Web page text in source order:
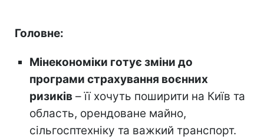
Головне:
Мінекономіки готує зміни до
програми страхування воєнних
ризиків – її хочуть поширити на Київ та
область, орендоване майно,
сільгосптехніку та важкий транспорт.